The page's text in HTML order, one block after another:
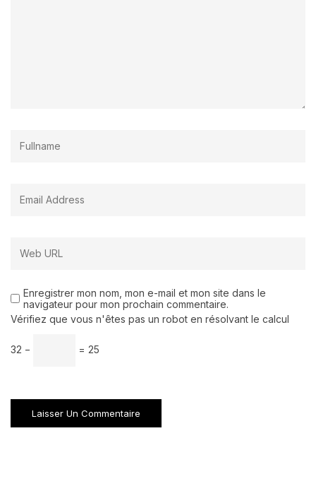
Enregistrer mon nom, mon e-mail et mon site dans le
navigateur pour mon prochain commentaire.
Vérifiez que vous n'êtes pas un robot en résolvant le calcul
32 − = 25